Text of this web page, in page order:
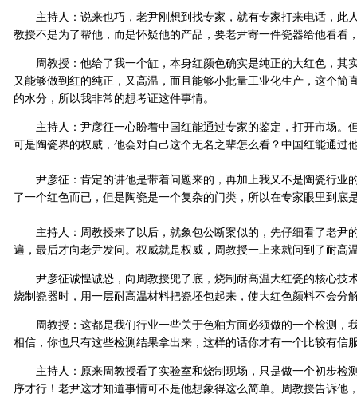
主持人：说来也巧，老尹刚想到找专家，就有专家打来电话，此
教授不是为了帮他，而是怀疑他的产品，要老尹寄一件瓷器给他看看
周教授：他给了我一个缸，本身红颜色确实是纯正的大红色，其
又能够做到红的纯正，又高温，而且能够小批量工业化生产，这个
的水分，所以我非常的想考证这件事情。
主持人：尹彦征一心盼着中国红能通过专家的鉴定，打开市场。
可是陶瓷界的权威，他会对自己这个无名之辈怎么看？中国红能通过
尹彦征：肯定的讲他是带着问题来的，再加上我又不是陶瓷行业
了一个红色而已，但是陶瓷是一个复杂的门类，所以在专家眼里到底
主持人：周教授来了以后，就象包公断案似的，先仔细看了老尹
遍，最后才向老尹发问。权威就是权威，周教授一上来就问到了耐高
尹彦征诚惶诚恐，向周教授兜了底，烧制耐高温大红瓷的核心技
烧制瓷器时，用一层耐高温材料把瓷坯包起来，使大红色颜料不会
周教授：这都是我们行业一些关于色釉方面必须做的一个检测，
相信，你也只有这些检测结果拿出来，这样的话你才有一个比较有信
主持人：原来周教授看了实验室和烧制现场，只是做一个初步检
序才行！老尹这才知道事情可不是他想象得这么简单。周教授告诉他